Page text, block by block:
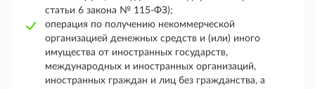
статьи 6 закона № 115-ФЗ);
операция по получению некоммерческой
организацией денежных средств и (или) иного
имущества от иностранных государств,
международных и иностранных организаций,
иностранных граждан и лиц без гражданства, а